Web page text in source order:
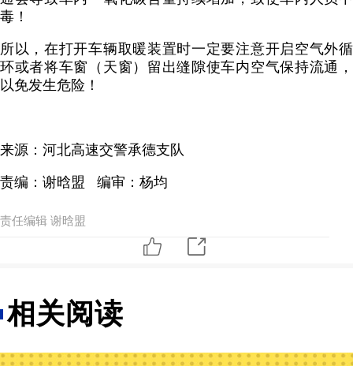
毒！
所以，在打开车辆取暖装置时一定要注意开启空气外循
环或者将车窗（天窗）留出缝隙使车内空气保持流通，
以免发生危险！
来源：河北高速交警承德支队
责编：谢晗盟 编审：杨均
责任编辑 谢晗盟
相关阅读